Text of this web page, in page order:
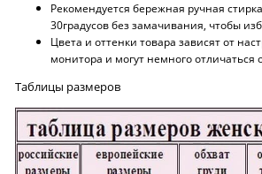
Рекомендуется бережная ручная
30градусов без замачивания, чтобы
Цвета и оттенки товара зависят от
монитора и могут немного отличаться
Таблицы размеров